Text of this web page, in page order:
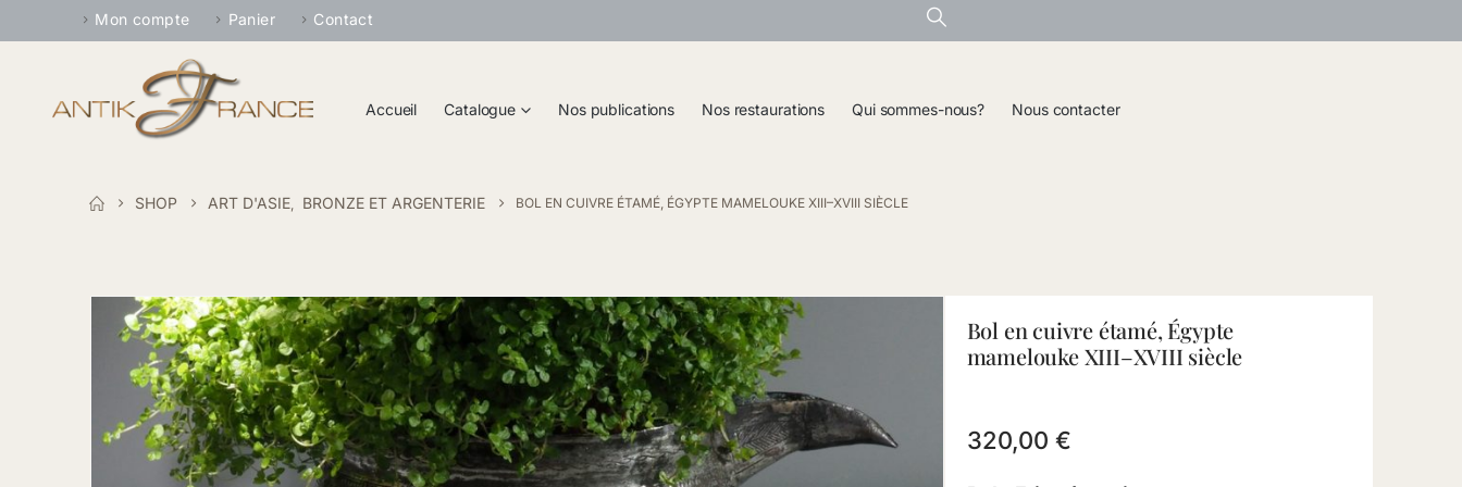
Mon compte Panier Contact
Accueil Catalogue Nos publications Nos restaurations Qui sommes-nous? Nous contacter
SHOP ART D'ASIE, BRONZE ET ARGENTERIE BOL EN CUIVRE ÉTAMÉ, ÉGYPTE MAMELOUKE XIII–XVIII SIÈCLE
Bol en cuivre étamé, Égypte
mamelouke XIII–XVIII siècle
320,00 €